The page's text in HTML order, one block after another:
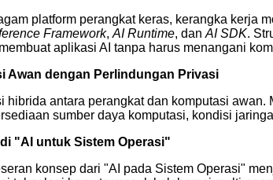
platform perangkat keras, kerangka kerja
Framework, AI Runtime, dan AI SDK.
aplikasi AI tanpa harus menangani
Awan dengan Perlindungan Privasi
antara perangkat dan komputasi awan.
sumber daya komputasi, kondisi
"AI untuk Sistem Operasi"
konsep dari "AI pada Sistem Operasi"